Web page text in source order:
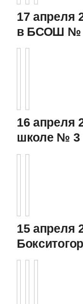
17 апреля
в БСОШ №
16 апреля
школе № 3
15 апреля